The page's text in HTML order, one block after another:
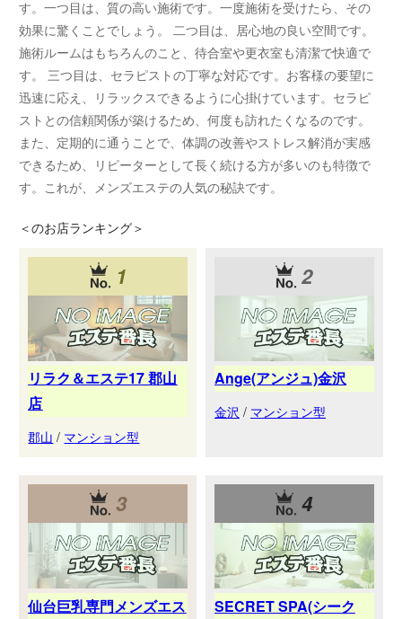
す。一つ目は、質の高い施術です。一度施術を受けたら、その
効果に驚くことでしょう。 二つ目は、居心地の良い空間です。
施術ルームはもちろんのこと、待合室や更衣室も清潔で快適で
す。 三つ目は、セラピストの丁寧な対応です。お客様の要望に
迅速に応え、リラックスできるように心掛けています。セラピ
ストとの信頼関係が築けるため、何度も訪れたくなるのです。
また、定期的に通うことで、体調の改善やストレス解消が実感
できるため、リピーターとして長く続ける方が多いのも特徴で
す。これが、メンズエステの人気の秘訣です。
＜のお店ランキング＞
1
リラク＆エステ17 郡山
店
郡山 / マンション型
2
Ange(アンジュ)金沢
金沢 / マンション型
3
仙台巨乳専門メンズエス
4
SECRET SPA(シーク